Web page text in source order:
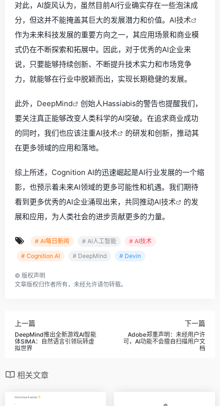
对此，AI旋风认为，虽然目前AI行业确实存在一些泡沫成
分，但这并不能掩盖其巨大的发展潜力和价值。 AI技术
作为未来科技发展的重要方向之一，其应用场景和商业模
式仍在不断探索和拓展中。因此，对于优秀的AI企业来
说，只要能够持续创新、不断提升技术实力和市场竞争
力，就能够在行业中脱颖而出，实现长期稳健的发展。
此外， DeepMind
创始人Hassiabis的警告也提醒我们，
要关注真正能够改变人类科学的AI突破。在追求商业成功
的同时，我们也应该注重AI技术
的研发和创新，推动其
在更多领域的应用和落地。
综上所述，Cognition AI的迅速崛起是AI行业发展的一个缩
影，也预示着未来AI领域的更多可能性和机遇。我们期待
看到更多优秀的AI企业涌现出来，共同推动AI技术
的发
展和应用，为人类社会的进步贡献更多的力量。
# AI每日新闻 # AI人工智能
# AI技术
# Cognition AI
# DeepMind # Devin
© 版权声明
文章版权归作者所有，未经允许请勿转载。
上一篇
DeepMind推出全新游戏AI智能
体SIMA：自然语言引领玩转虚
拟世界
下一篇
Adobe郑重声明：未经用户许
可，AI功能不会擅自扫描用户文
档
相关文章